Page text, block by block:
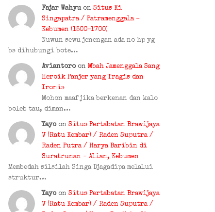
Fajar Wahyu on Situs Ki
Singapatra / Patramenggala –
Kebumen (1500–1700)
Nuwun sewu jenengan ada no hp yg
bs dihubungi bote…
Aviantoro on Mbah Jamenggala Sang
Heroik Panjer yang Tragis dan
Ironis
Mohon maaf jika berkenan dan kalo
boleb tau, diman…
Yayo on Situs Pertabatan Brawijaya
V (Ratu Kembar) / Raden Suputra /
Raden Putra / Harya Baribin di
Suratrunan – Alian, Kebumen
Membedah silsilah Singa Djagadipa melalui
struktur…
Yayo on Situs Pertabatan Brawijaya
V (Ratu Kembar) / Raden Suputra /